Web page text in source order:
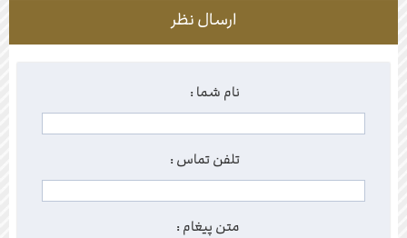
ارسال نظر
نام شما :
تلفن تماس :
متن پیغام :